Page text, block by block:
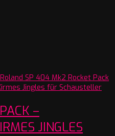
–
JINGLES